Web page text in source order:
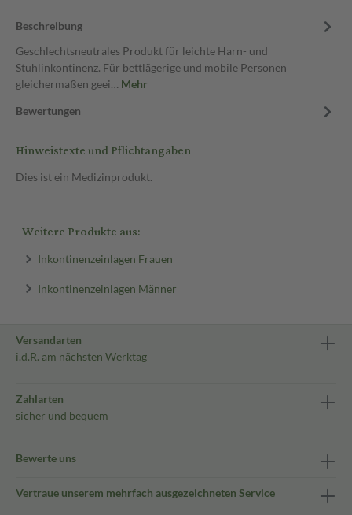
Beschreibung
Geschlechtsneutrales Produkt für leichte Harn- und
Stuhlinkontinenz. Für bettlägerige und mobile Personen
gleichermaßen geei… Mehr
Bewertungen
Hinweistexte und Pflichtangaben
Dies ist ein Medizinprodukt.
Weitere Produkte aus:
Inkontinenzeinlagen Frauen
Inkontinenzeinlagen Männer
Versandarten
i.d.R. am nächsten Werktag
Zahlarten
sicher und bequem
Bewerte uns
Vertraue unserem mehrfach ausgezeichneten Service